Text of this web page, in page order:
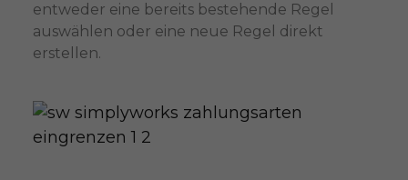
entweder eine bereits bestehende Regel
auswählen oder eine neue Regel direkt
erstellen.